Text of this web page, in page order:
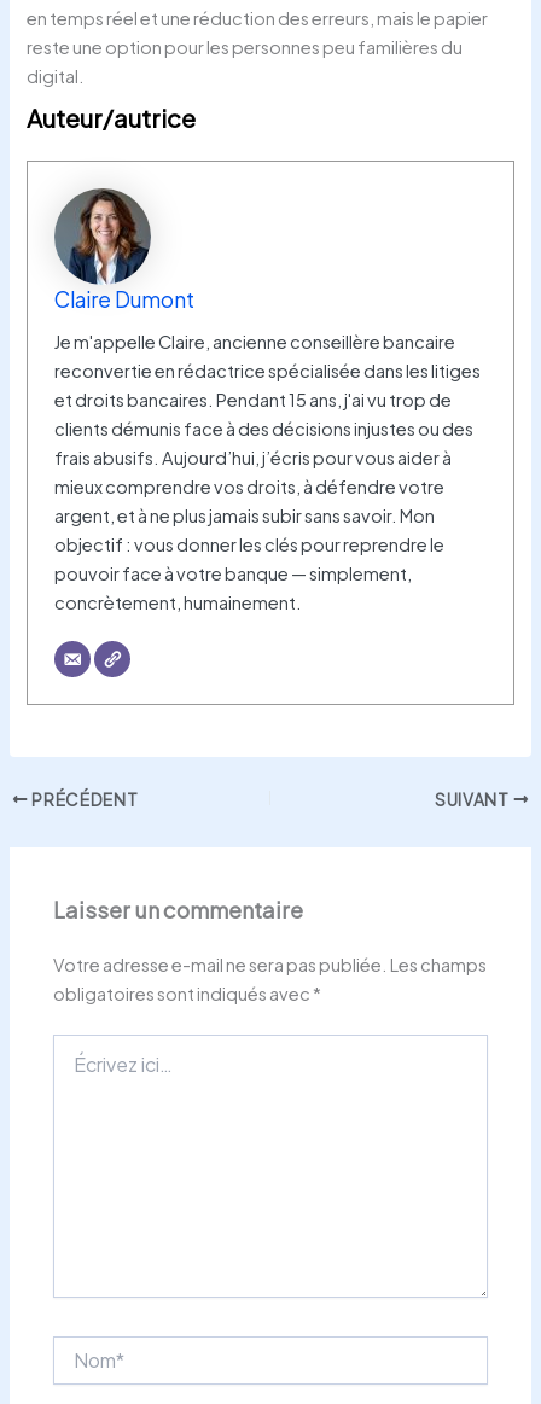
en temps réel et une réduction des erreurs, mais le papier
reste une option pour les personnes peu familières du
digital.
Auteur/autrice
Claire Dumont
Je m'appelle Claire, ancienne conseillère bancaire
reconvertie en rédactrice spécialisée dans les litiges
et droits bancaires. Pendant 15 ans, j'ai vu trop de
clients démunis face à des décisions injustes ou des
frais abusifs. Aujourd’hui, j’écris pour vous aider à
mieux comprendre vos droits, à défendre votre
argent, et à ne plus jamais subir sans savoir. Mon
objectif : vous donner les clés pour reprendre le
pouvoir face à votre banque — simplement,
concrètement, humainement.
PRÉCÉDENT SUIVANT
Laisser un commentaire
Votre adresse e-mail ne sera pas publiée. Les champs
obligatoires sont indiqués avec *
ici…